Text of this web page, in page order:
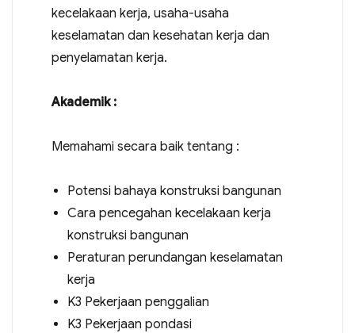
kecelakaan kerja, usaha-usaha
keselamatan dan kesehatan kerja dan
penyelamatan kerja.
Akademik :
Memahami secara baik tentang :
Potensi bahaya konstruksi bangunan
Cara pencegahan kecelakaan kerja
konstruksi bangunan
Peraturan perundangan keselamatan
kerja
K3 Pekerjaan penggalian
K3 Pekerjaan pondasi